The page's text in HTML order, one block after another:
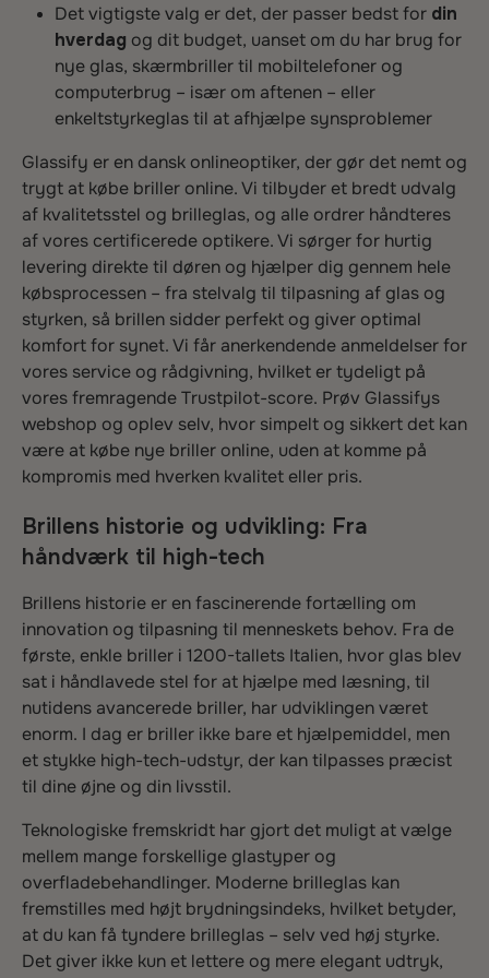
Det vigtigste valg er det, der passer bedst for din
hverdag og dit budget, uanset om du har brug for
nye glas, skærmbriller til mobiltelefoner og
computerbrug – især om aftenen – eller
enkeltstyrkeglas til at afhjælpe synsproblemer
Glassify er en dansk onlineoptiker, der gør det nemt og
trygt at købe briller online. Vi tilbyder et bredt udvalg
af kvalitetsstel og brilleglas, og alle ordrer håndteres
af vores certificerede optikere. Vi sørger for hurtig
levering direkte til døren og hjælper dig gennem hele
købsprocessen – fra stelvalg til tilpasning af glas og
styrken, så brillen sidder perfekt og giver optimal
komfort for synet. Vi får anerkendende anmeldelser for
vores service og rådgivning, hvilket er tydeligt på
vores fremragende Trustpilot-score. Prøv Glassifys
webshop og oplev selv, hvor simpelt og sikkert det kan
være at købe nye briller online, uden at komme på
kompromis med hverken kvalitet eller pris.
Brillens historie og udvikling: Fra
håndværk til high-tech
Brillens historie er en fascinerende fortælling om
innovation og tilpasning til menneskets behov. Fra de
første, enkle briller i 1200-tallets Italien, hvor glas blev
sat i håndlavede stel for at hjælpe med læsning, til
nutidens avancerede briller, har udviklingen været
enorm. I dag er briller ikke bare et hjælpemiddel, men
et stykke high-tech-udstyr, der kan tilpasses præcist
til dine øjne og din livsstil.
Teknologiske fremskridt har gjort det muligt at vælge
mellem mange forskellige glastyper og
overfladebehandlinger. Moderne brilleglas kan
fremstilles med højt brydningsindeks, hvilket betyder,
at du kan få tyndere brilleglas – selv ved høj styrke.
Det giver ikke kun et lettere og mere elegant udtryk,